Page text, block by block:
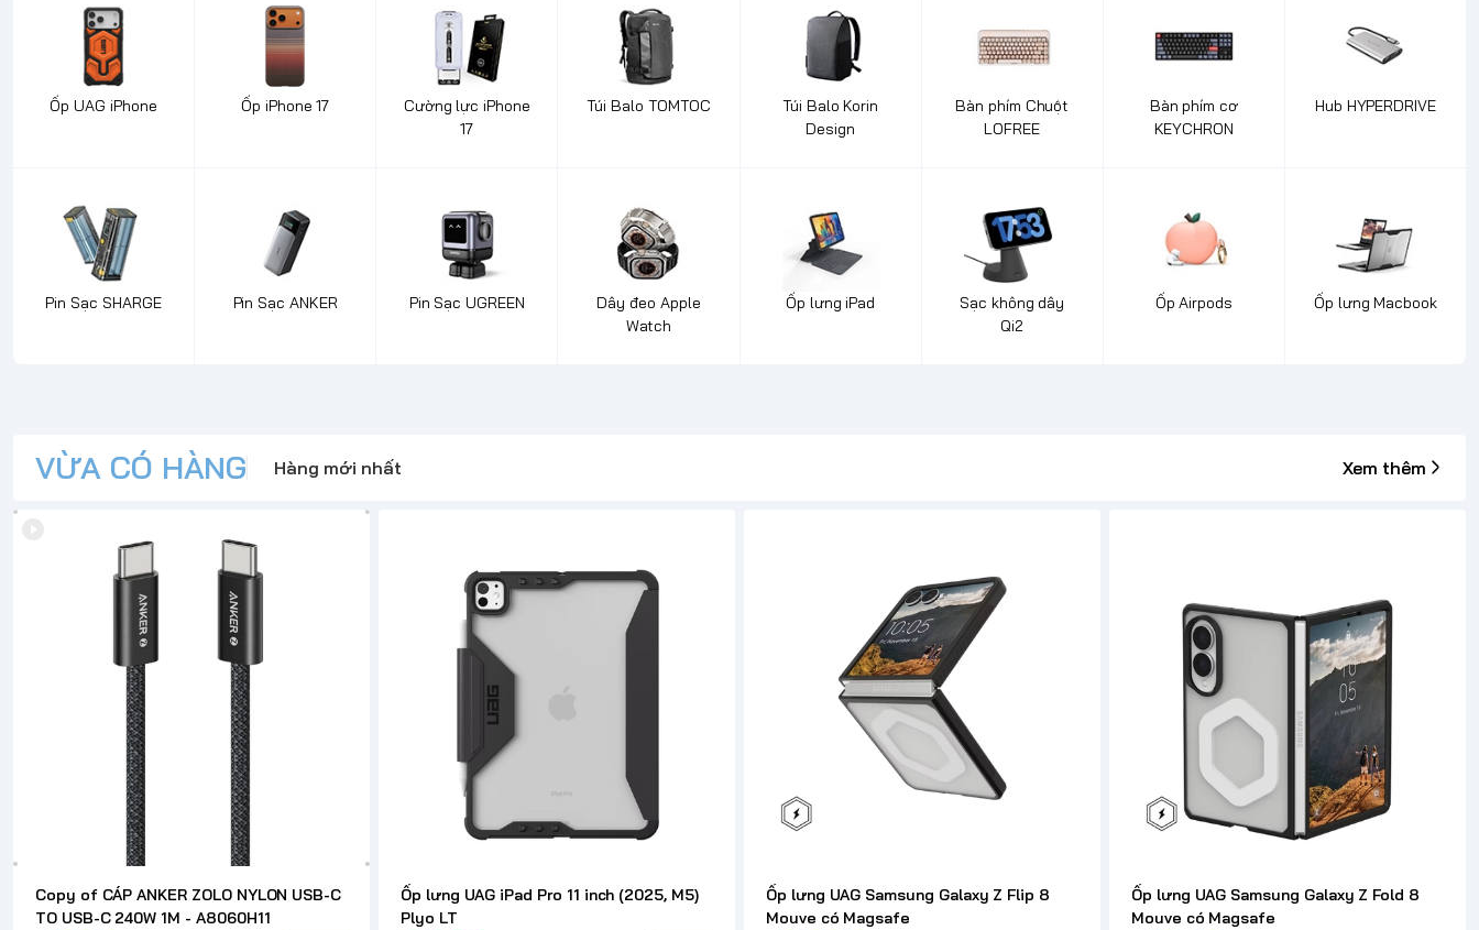
Ốp UAG iPhone Ốp iPhone 17
Cường lực iPhone
17
Túi Balo TOMTOC
Túi Balo Korin
Design
Bàn phím Chuột
LOFREE
Bàn phím cơ
KEYCHRON
Hub HYPERDRIVE
Pin Sạc SHARGE Pin Sạc ANKER Pin Sạc UGREEN
Dây đeo Apple
Watch
Ốp lưng iPad
Sạc không dây
Qi2
Ốp Airpods Ốp lưng Macbook
VỪA CÓ HÀNG Hàng mới nhất Xem thêm
Copy of CÁP ANKER ZOLO NYLON USB-C
TO USB-C 240W 1M - A8060H11
Ốp lưng UAG iPad Pro 11 inch (2025, M5)
Plyo LT
Ốp lưng UAG Samsung Galaxy Z Flip 8
Mouve có Magsafe
Ốp lưng UAG Samsung Galaxy Z Fold 8
Mouve có Magsafe